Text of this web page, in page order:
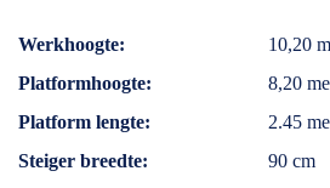
Specificaties
Werkhoogte
10,20
Platformhoogte
8,20
Platform lengte
2.45
Steiger breedte
90 cm